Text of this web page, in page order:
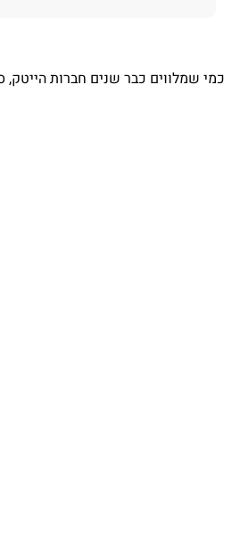
שמלווים כבר שנים חברות הייטק,